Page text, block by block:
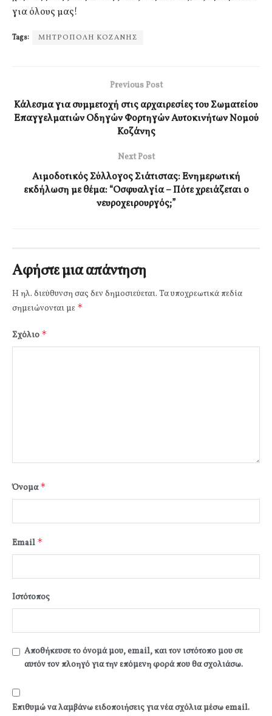
για όλους μας!
Tags: ΜΗΤΡΟΠΟΛΗ ΚΟΖΑΝΗΣ
Previous Post
Κάλεσμα για συμμετοχή στις αρχαιρεσίες του Σωματείου
Επαγγελματιών Οδηγών Φορτηγών Αυτοκινήτων Νομού
Κοζάνης
Next Post
Αιμοδοτικός Σύλλογος Σιάτιστας: Ενημερωτική
εκδήλωση με θέμα: “Οσφυαλγία – Πότε χρειάζεται ο
νευροχειρουργός;”
Αφήστε μια απάντηση
Η ηλ. διεύθυνση σας δεν δημοσιεύεται. Τα υποχρεωτικά πεδία
σημειώνονται με *
Σχόλιο *
Όνομα*
Email *
Ιστότοπος
Αποθήκευσε το όνομά μου, email, και τον ιστότοπο μου σε
αυτόν τον πλοηγό για την επόμενη φορά που θα σχολιάσω.
Επιθυμώ να λαμβάνω ειδοποιήσεις για νέα σχόλια μέσω email.